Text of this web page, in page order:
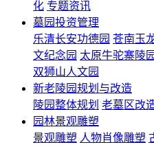
化 专题资讯
墓园投资管理
乐清长安功德园 苍南玉
文纪念园 太原牛驼寨陵园
双狮山人文园
新老陵园规划与改造
陵园整体规划 老墓区改
园林景观雕塑
景观雕塑 人物肖像雕塑